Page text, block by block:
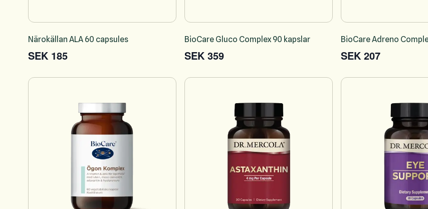
Närokällan ALA 60 capsules
SEK 185
BioCare Gluco Complex 90 kapslar
SEK 359
BioCare Adreno
SEK 207